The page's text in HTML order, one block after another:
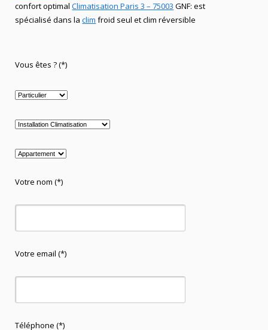
confort optimalClimatisation Paris 3 – 75003 GNF:est
spécialisé dans laclim froid seul et clim réversible
Vous êtes ? (*)
Votre nom (*)
Votre email (*)
Téléphone (*)